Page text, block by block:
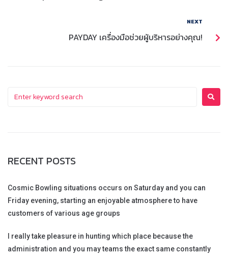
NEXT
PAYDAY เครื่องมือช่วยผู้บริหารอย่างคุณ!
RECENT POSTS
Cosmic Bowling situations occurs on Saturday and you can
Friday evening, starting an enjoyable atmosphere to have
customers of various age groups
I really take pleasure in hunting which place because the
administration and you may teams the exact same constantly